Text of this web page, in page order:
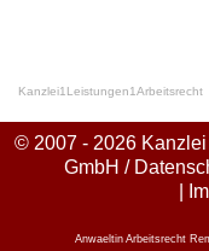
Kanzlei1 Leistungen1Arbeitsrecht
© 2007 - 2026
GmbH /
Anwaeltin Arbeitsrecht